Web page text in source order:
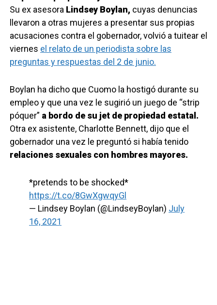
Su ex asesora Lindsey Boylan, cuyas denuncias
llevaron a otras mujeres a presentar sus propias
acusaciones contra el gobernador, volvió a tuitear el
viernes el relato de un periodista sobre las
preguntas y respuestas del 2 de junio.
Boylan ha dicho que Cuomo la hostigó durante su
empleo y que una vez le sugirió un juego de “strip
póquer” a bordo de su jet de propiedad estatal.
Otra ex asistente, Charlotte Bennett, dijo que el
gobernador una vez le preguntó si había tenido
relaciones sexuales con hombres mayores.
*pretends to be shocked*
https://t.co/8GwXgwqyGl
— Lindsey Boylan (@LindseyBoylan) July
16, 2021